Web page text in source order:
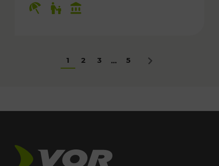
1 2 3 ... 5 Nächstes